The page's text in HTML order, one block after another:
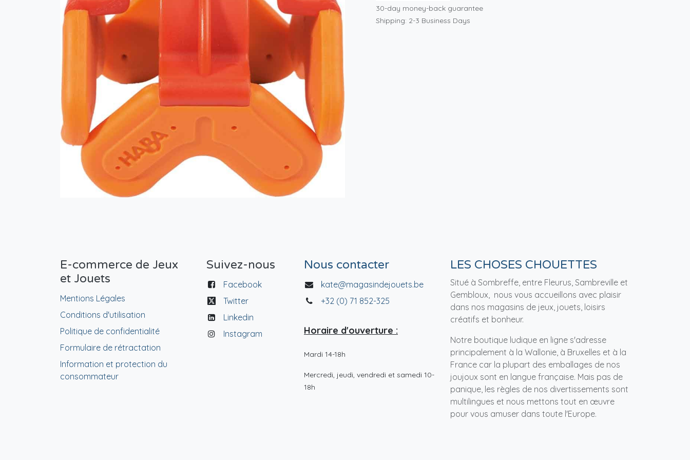
30-day money-back guarantee
Shipping: 2-3 Business Days
E-commerce de Jeux
et Jouets
Mentions Légales
Conditions d'utilisation
Politique de confidentialité
Formulaire de rétractation
Information et protection du
consommateur
Suivez-nous
Facebook
Twitter
Linkedin
Instagram
Nous contacter
kate@magasindejouets.be
+32 (0) 71 852-325
Horaire d'ouverture :
Mardi 14-18h
Mercredi, jeudi, vendredi et samedi 10-
18h
LES CHOSES CHOUETTES
Situé à Sombreffe, entre Fleurus, Sambreville et
Gembloux, nous vous accueillons avec plaisir
dans nos magasins de jeux, jouets, loisirs
créatifs et bonheur.
Notre boutique ludique en ligne s'adresse
principalement à la Wallonie, à Bruxelles et à la
France car la plupart des emballages de nos
joujoux sont en langue française. Mais pas de
panique, les règles de nos divertissements sont
multilingues et nous mettons tout en œuvre
pour vous amuser dans toute l'Europe.